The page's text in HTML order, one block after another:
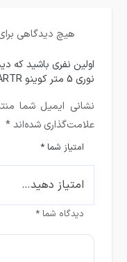
هیچ دیدگاهی
اولین نفری باشید که
نوری 5 متر کوینو KPS-ARTR”
نشانی ایمیل شما
علامت‌گذاری شده‌اند*
امتیاز شما*
دیدگاه شما*